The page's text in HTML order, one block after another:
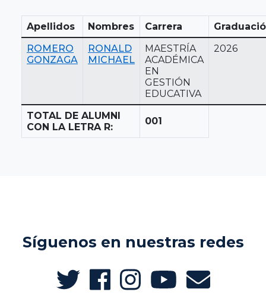
Apellidos Nombres Carrera
ROMERO
GONZAGA
RONALD
MICHAEL
MAESTRÍA
ACADÉMICA
EN
GESTIÓN
EDUCATIVA
2026
TOTAL DE ALUMNI
CON LA LETRA R:
001
Síguenos en nuestras redes